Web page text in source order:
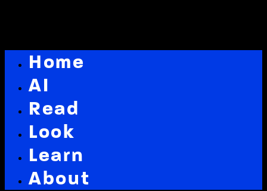
Home
AI
Read
Look
Learn
About